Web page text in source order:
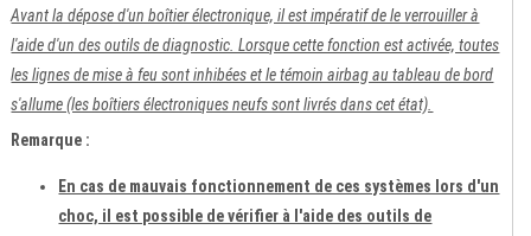
Avant la dépose d'un boîtier électronique, il est impératif de le verrouiller à
l'aide d'un des outils de diagnostic. Lorsque cette fonction est activée, toutes
les lignes de mise à feu sont inhibées et le témoin airbag au tableau de bord
s'allume (les boîtiers électroniques neufs sont livrés dans cet état).
Remarque :
En cas de mauvais fonctionnement de ces systèmes lors d'un
choc, il est possible de vérifier à l'aide des outils de